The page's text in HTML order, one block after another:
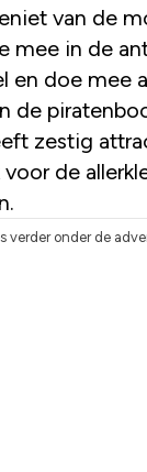
van de
mee in de
en doe mee
de
zestig
de
verder onder de